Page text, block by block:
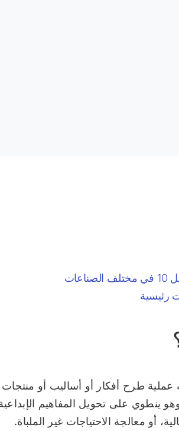
عملية طرح أفكار أو أساليب أو
وهو ينطوي على تحويل المفاهيم
أو معالجة الاحتياجات غير الملباة.